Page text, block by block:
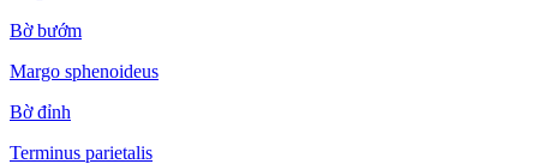
Bờ bướm
Margo sphenoideus
Bờ đỉnh
Terminus parietalis